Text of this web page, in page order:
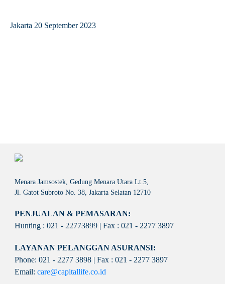
Jakarta 20 September 2023
Menara Jamsostek, Gedung Menara Utara Lt.5,
Jl. Gatot Subroto No. 38, Jakarta Selatan 12710
PENJUALAN & PEMASARAN:
Hunting : 021 - 22773899 | Fax : 021 - 2277 3897
LAYANAN PELANGGAN ASURANSI:
Phone: 021 - 2277 3898 | Fax : 021 - 2277 3897
Email:care@capitallife.co.id